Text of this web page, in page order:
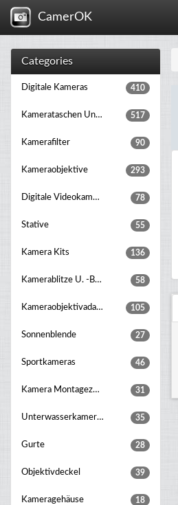
CamerOK
Categories
Digitale Kameras 410
Kamerataschen Und Rucksäcke 517
Kamerafilter 90
Kameraobjektive 293
Digitale Videokameras 78
Stative 55
Kamera Kits 136
Kamerablitze U. -beleuchtung 58
Kameraobjektivadapter 105
Sonnenblende 27
Sportkameras 46
Kamera Montagezubehör 31
Unterwasserkameragehaeuse 35
Gurte 28
Objektivdeckel 39
Kameragehäuse 18